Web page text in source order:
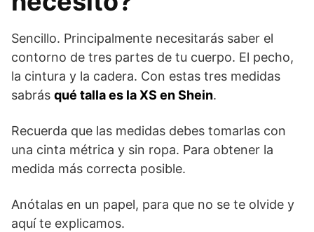
Sencillo. Principalmente necesitarás saber el
contorno de tres partes de tu cuerpo. El pecho,
la cintura y la cadera. Con estas tres medidas
sabrás qué talla es la XS en Shein.
Recuerda que las medidas debes tomarlas con
una cinta métrica y sin ropa. Para obtener la
medida más correcta posible.
Anótalas en un papel, para que no se te olvide y
aquí te explicamos.